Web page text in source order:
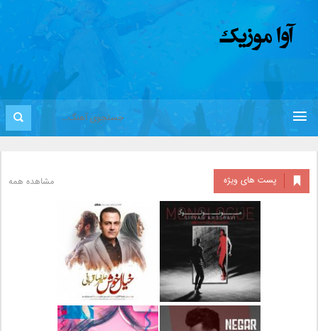
پست های ویژه مشاهده همه
دانلود آلبوم جدید سیروان
دانلود آهنگ جدید علیرضا